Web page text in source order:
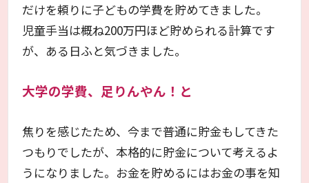
だけを頼りに子どもの学費を貯めてきました。
児童手当は概ね200万円ほど貯められる計算です
が、ある日ふと気づきました。
大学の学費、足りんやん！と
焦りを感じたため、今まで普通に貯金もしてきた
つもりでしたが、本格的に貯金について考えるよ
うになりました。お金を貯めるにはお金の事を知